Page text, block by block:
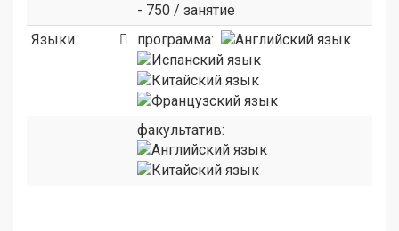
- 750 / занятие
Языки
программа:
факультатив: